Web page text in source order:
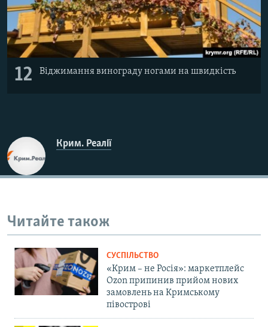
12 Віджимання винограду ногами на швидкість
Крим. Реалії
Читайте також
СУСПІЛЬСТВО
«Крим – не Росія»: маркетплейс
Ozon припинив прийом нових
замовлень на Кримському
півострові